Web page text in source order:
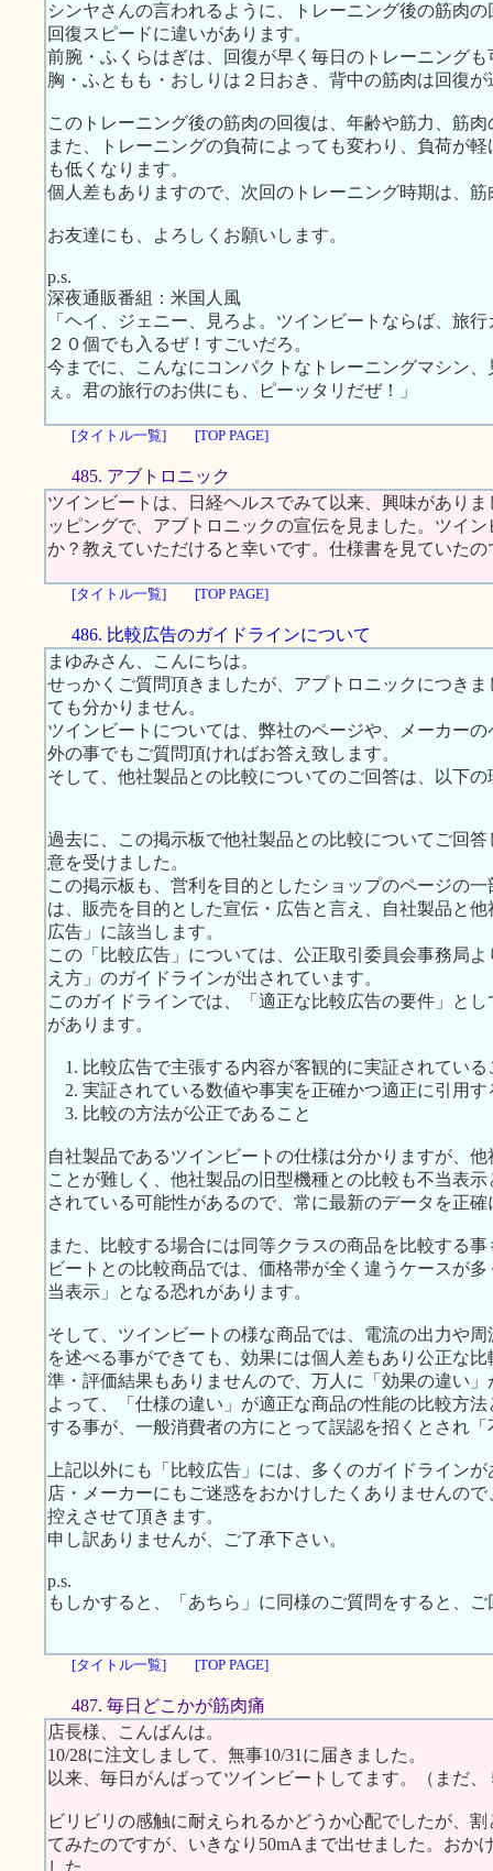
シンヤさんの言われるように、トレーニング後の筋肉
回復スピードに違いがあります。
前腕・ふくらはぎは、回復が早く毎日のトレーニング
胸・ふともも・おしりは２日おき、背中の筋肉は回復
このトレーニング後の筋肉の回復は、年齢や筋力、筋
また、トレーニングの負荷によっても変わり、負荷が
も低くなります。
個人差もありますので、次回のトレーニング時期は、
お友達にも、よろしくお願いします。
p.s.
深夜通販番組：米国人風
「ヘイ、ジェニー、見ろよ。ツインビートならば、旅
２０個でも入るぜ！すごいだろ。
今までに、こんなにコンパクトなトレーニングマシン
ぇ。君の旅行のお供にも、ピーッタリだぜ！」
[タイトル一覧] [TOP PAGE]
485. アブトロニック
ツインビートは、日経ヘルスでみて以来、興味があり
ッピングで、アブトロニックの宣伝を見ました。ツイ
か？教えていただけると幸いです。仕様書を見ていた
[タイトル一覧] [TOP PAGE]
486. 比較広告のガイドラインについて
まゆみさん、こんにちは。
せっかくご質問頂きましたが、アプトロニックにつき
ても分かりません。
ツインビートについては、弊社のページや、メーカー
外の事でもご質問頂ければお答え致します。
そして、他社製品との比較についてのご回答は、以下
過去に、この掲示板で他社製品との比較についてご回
意を受けました。
この掲示板も、営利を目的としたショップのページの
は、販売を目的とした宣伝・広告と言え、自社製品と
広告」に該当します。
この「比較広告」については、公正取引委員会事務局
え方」のガイドラインが出されています。
このガイドラインでは、「適正な比較広告の要件」と
があります。
1. 比較広告で主張する内容が客観的に実証されている
2. 実証されている数値や事実を正確かつ適正に引用す
3. 比較の方法が公正であること
自社製品であるツインビートの仕様は分かりますが、
ことが難しく、他社製品の旧型機種との比較も不当表
されている可能性があるので、常に最新のデータを正
また、比較する場合には同等クラスの商品を比較する
ビートとの比較商品では、価格帯が全く違うケースが
当表示」となる恐れがあります。
そして、ツインビートの様な商品では、電流の出力や
を述べる事ができても、効果には個人差もあり公正な
準・評価結果もありませんので、万人に「効果の違い
よって、「仕様の違い」が適正な商品の性能の比較方
する事が、一般消費者の方にとって誤認を招くとされ
上記以外にも「比較広告」には、多くのガイドライン
店・メーカーにもご迷惑をおかけしたくありませんの
控えさせて頂きます。
申し訳ありませんが、ご了承下さい。
p.s.
もしかすると、「あちら」に同様のご質問をすると、
[タイトル一覧] [TOP PAGE]
487. 毎日どこかが筋肉痛
店長様、こんばんは。
10/28に注文しまして、無事10/31に届きました。
以来、毎日がんばってツインビートしてます。（まだ
ビリビリの感触に耐えられるかどうか心配でしたが、
てみたのですが、いきなり50mAまで出せました。おか
した。